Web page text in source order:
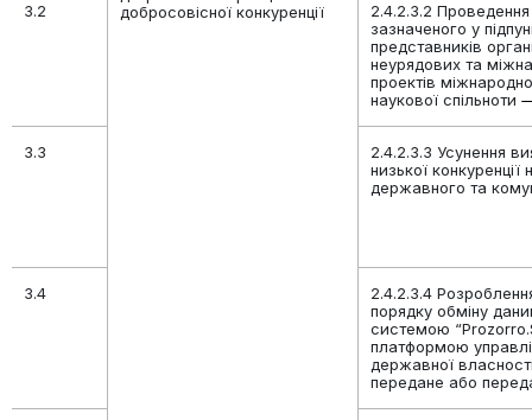
добросовісної конкуренції
3.2
2.4.2.3.2 Проведення
зазначеного у
представників
неурядових та
проектів
наукової спільноти
3.3
2.4.2.3.3 Усунення
низької
державного та
3.4
2.4.2.3.4
порядку обміну
системою
платформою
державної
передане або